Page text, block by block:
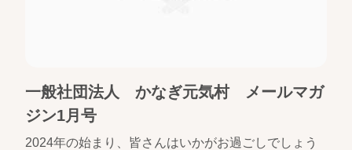
一般社団法人 かなぎ元気村 メールマガ
ジン1月号
2024年の始まり、皆さんはいかがお過ごしでしょう